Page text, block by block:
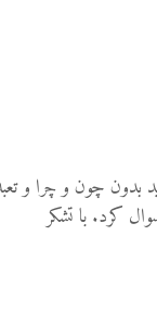
بدون چون و چرا و
کرد. با تشکر